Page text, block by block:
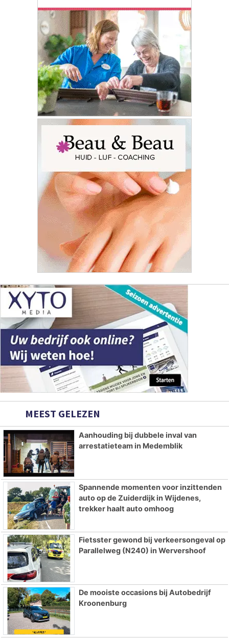
MEEST GELEZEN
Aanhouding bij dubbele inval van
arrestatieteam in Medemblik
Spannende momenten voor inzittenden
auto op de Zuiderdijk in Wijdenes,
trekker haalt auto omhoog
Fietsster gewond bij verkeersongeval op
Parallelweg (N240) in Wervershoof
De mooiste occasions bij Autobedrijf
Kroonenburg